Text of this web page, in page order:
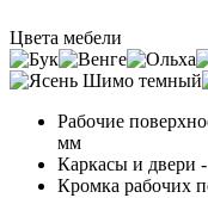
Цвета мебели
Рабочие
мм
Каркасы и
Кромка рабочих